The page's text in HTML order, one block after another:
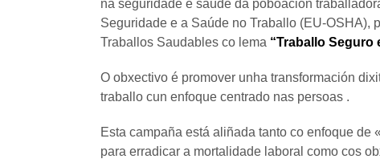
na seguridade e saúde da poboación
Seguridade e a Saúde no Traballo (EU-OSHA),
Traballos Saudables co lema “Traballo Seguro
O obxectivo é promover unha transformación
traballo cun enfoque centrado nas persoas .
Esta campaña está aliñada tanto co enfoque de
para erradicar a mortalidade laboral como cos